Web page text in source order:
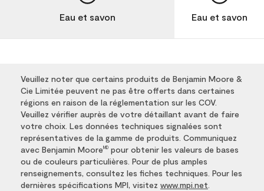
Eau et savon Eau et savon
Veuillez noter que certains produits de Benjamin Moore &
Cie Limitée peuvent ne pas être offerts dans certaines
régions en raison de la réglementation sur les COV.
Veuillez vérifier auprès de votre détaillant avant de faire
votre choix. Les données techniques signalées sont
représentatives de la gamme de produits. Communiquez
avec Benjamin Moore MD pour obtenir les valeurs de bases
ou de couleurs particulières. Pour de plus amples
renseignements, consultez les fiches techniques. Pour les
dernières spécifications MPI, visitez www.mpi.net